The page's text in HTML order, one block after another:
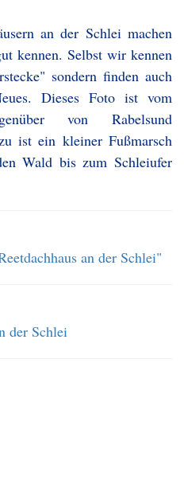
an der Schlei machen
kennen. Selbst wir kennen
sondern finden auch
Dieses Foto ist vom
von Rabelsund
ist ein kleiner Fußmarsch
Wald bis zum Schleiufer
an der Schlei"
der Schlei